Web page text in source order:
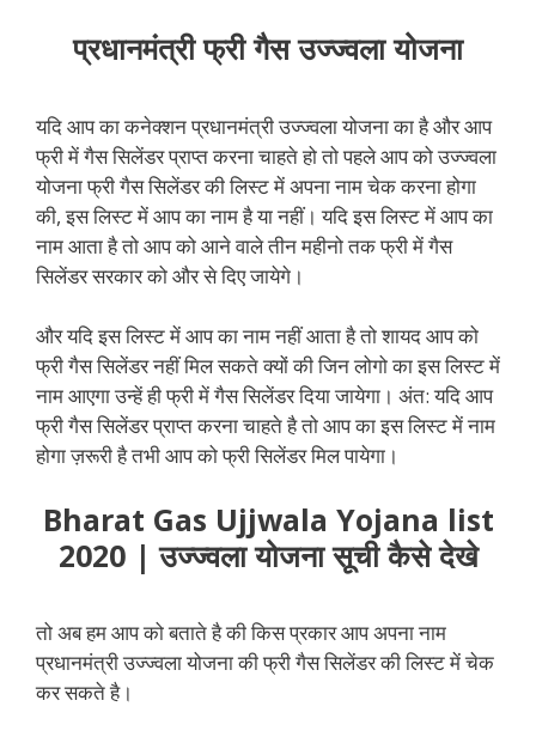
प्रधानमंत्री फ्री गैस उज्ज्वला योजना
यदि आप का कनेक्शन प्रधानमंत्री उज्ज्वला योजना का है और आप
फ्री में गैस सिलेंडर प्राप्त करना चाहते हो तो पहले आप को उज्ज्वला
योजना फ्री गैस सिलेंडर की लिस्ट में अपना नाम चेक करना होगा
की, इस लिस्ट में आप का नाम है या नहीं। यदि इस लिस्ट में आप का
नाम आता है तो आप को आने वाले तीन महीनो तक फ्री में गैस
सिलेंडर सरकार को और से दिए जायेगे।
और यदि इस लिस्ट में आप का नाम नहीं आता है तो शायद आप को
फ्री गैस सिलेंडर नहीं मिल सकते क्यों की जिन लोगो का इस लिस्ट में
नाम आएगा उन्हें ही फ्री में गैस सिलेंडर दिया जायेगा। अंत: यदि आप
फ्री गैस सिलेंडर प्राप्त करना चाहते है तो आप का इस लिस्ट में नाम
होगा ज़रूरी है तभी आप को फ्री सिलेंडर मिल पायेगा।
Bharat Gas Ujjwala Yojana list
2020 | उज्ज्वला योजना सूची कैसे देखे
तो अब हम आप को बताते है की किस प्रकार आप अपना नाम
प्रधानमंत्री उज्ज्वला योजना की फ्री गैस सिलेंडर की लिस्ट में चेक
कर सकते है।